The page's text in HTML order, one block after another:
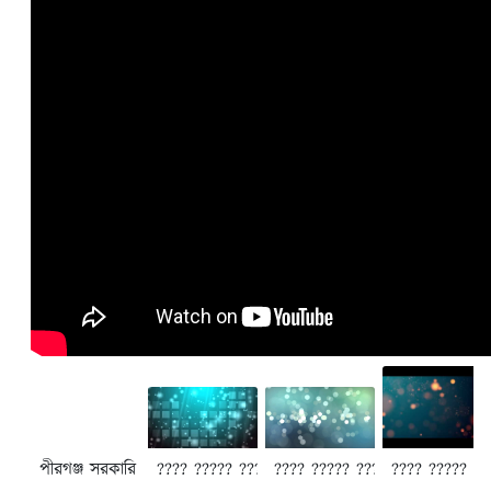
পীরগঞ্জ সরকারি কলেজ পীরগঞ্জ, ঠাকুরগাঁও
???? ????? ???????? 4???? ????? ???????? 3
???? ?????